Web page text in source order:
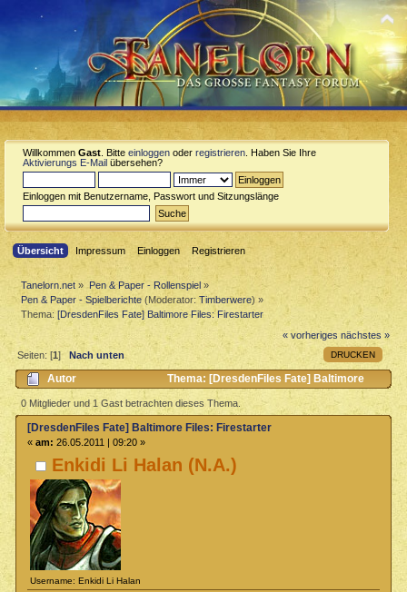
Willkommen Gast . Bitte einloggen oder registrieren . Haben Sie Ihre
Aktivierungs E-Mail übersehen?
Einloggen mit Benutzername, Passwort und Sitzungslänge
Übersicht Impressum Einloggen Registrieren
Tanelorn.net » Pen & Paper - Rollenspiel»
Pen & Paper - Spielberichte (Moderator:Timberwere) »
Thema:[DresdenFiles Fate] Baltimore Files: Firestarter
« vorheriges nächstes »
DRUCKEN
Seiten: [1] Nach unten
Autor
Thema: [DresdenFiles Fate] Baltimore
Files: Firestarter (Gelesen 3442 mal)
0 Mitglieder und 1 Gast betrachten dieses Thema.
Enkidi Li Halan (N.A.)
Username: Enkidi Li Halan
[DresdenFiles Fate] Baltimore Files: Firestarter
« am: 26.05.2011 | 09:20 »